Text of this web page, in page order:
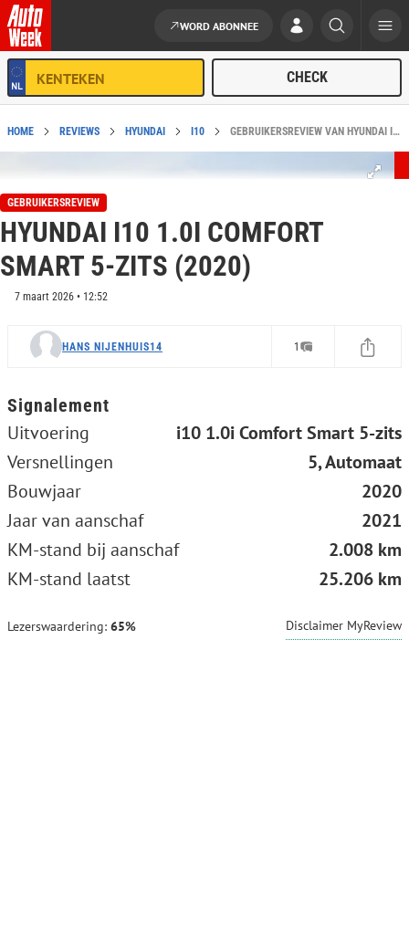
Ga naar de inhoud
WORD ABONNEE
HOME REVIEWS HYUNDAI I10 GEBRUIKERSREVIEW VAN HYUNDAI I10 1.0I COMFORT SMART 5-ZITS (2020)
GEBRUIKERSREVIEW
HYUNDAI I10 1.0I COMFORT
SMART 5-ZITS (2020)
7 maart 2026 • 12:52
HANS NIJENHUIS14 1
Signalement
Uitvoering
i10 1.0i Comfort Smart 5-zits
Versnellingen
5, Automaat
Bouwjaar
2020
Jaar van aanschaf
2021
KM-stand bij aanschaf
2.008 km
KM-stand laatst
25.206 km
Lezerswaardering: 65% Disclaimer MyReview